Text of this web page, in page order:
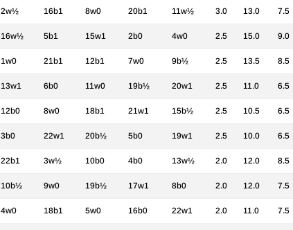
2w½ 16b1 8w0 20b1 11w½ 3.0 13.0 7.5
16w½ 5b1 15w1 2b0 4w0 2.5 15.0 9.0
1w0 21b1 12b1 7w0 9b½ 2.5 13.5 8.5
13w1 6b0 11w0 19b½ 20w1 2.5 11.0 6.5
12b0 8w0 18b1 21w1 15b½ 2.5 10.5 6.5
3b0 22w1 20b½ 5b0 19w1 2.5 10.0 6.5
22b1 3w½ 10b0 4b0 13w½ 2.0 12.0 8.5
10b½ 9w0 19b½ 17w1 8b0 2.0 12.0 7.5
4w0 18b1 5w0 16b0 22w1 2.0 11.0 7.5